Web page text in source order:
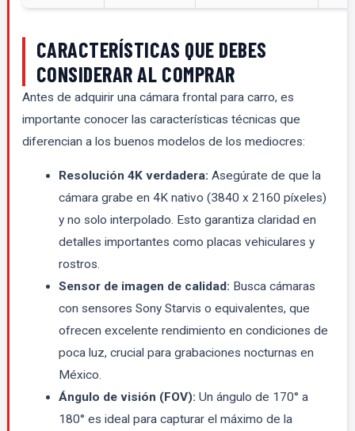
CARACTERÍSTICAS QUE DEBES
CONSIDERAR AL COMPRAR
Antes de adquirir una cámara frontal para carro, es
importante conocer las características técnicas que
diferencian a los buenos modelos de los mediocres:
Resolución 4K verdadera: Asegúrate de que la
cámara grabe en 4K nativo (3840 x 2160 píxeles)
y no solo interpolado. Esto garantiza claridad en
detalles importantes como placas vehiculares y
rostros.
Sensor de imagen de calidad: Busca cámaras
con sensores Sony Starvis o equivalentes, que
ofrecen excelente rendimiento en condiciones de
poca luz, crucial para grabaciones nocturnas en
México.
Ángulo de visión (FOV): Un ángulo de 170° a
180° es ideal para capturar el máximo de la